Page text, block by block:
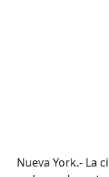
Nueva York.- La